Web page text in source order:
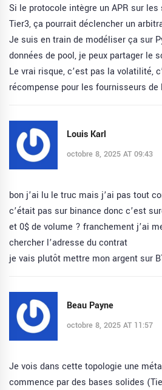
Si le protocole intègre un APR sur
Tier3, ça pourrait déclencher un
Je suis en train de modéliser ça sur
données de pool, je peux partager le
Le vrai risque, c’est pas la volatilité,
récompense pour les fournisseurs de
Louis Karl
octobre 8, 2025 AT 09:43
bon j’ai lu le truc mais j’ai pas tout
c’était pas sur binance donc c’est
et 0$ de volume ? franchement j’ai
chercher l’adresse du contrat
je vais plutôt mettre mon argent sur
Beau Payne
octobre 8, 2025 AT 11:57
Je vois dans cette topologie une
commence par des bases solides